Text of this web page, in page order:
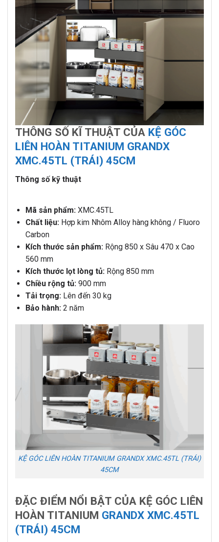
THÔNG SỐ KĨ THUẬT CỦA KỆ GÓC
LIÊN HOÀN TITANIUM GRANDX
XMC.45TL (TRÁI) 45CM
Thông số kỹ thuật
Mã sản phẩm:XMC.45TL
Chất liệu:Hợp kim Nhôm Alloy hàng không / Fluoro
Carbon
Kích thước sản phẩm:Rộng 850 x Sâu 470 x Cao
560 mm
Kích thước lọt lòng tủ:Rộng 850 mm
Chiều rộng tủ:900 mm
Tải trọng:Lên đến 30 kg
Bảo hành:2 năm
KỆ GÓC LIÊN HOÀN TITANIUM GRANDX XMC.45TL (TRÁI)
45CM
ĐẶC ĐIỂM NỔI BẬT CỦA KỆ GÓC LIÊN
HOÀN TITANIUM GRANDX XMC.45TL
(TRÁI) 45CM